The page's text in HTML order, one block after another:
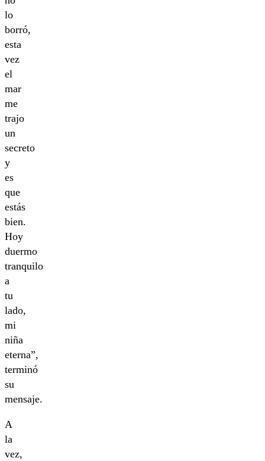
lo
borró,
esta
vez
el
mar
me
trajo
un
secreto
y
es
que
estás
bien.
Hoy
duermo
tranquilo
a
tu
lado,
mi
niña
eterna”,
terminó
su
mensaje.
A
la
vez,